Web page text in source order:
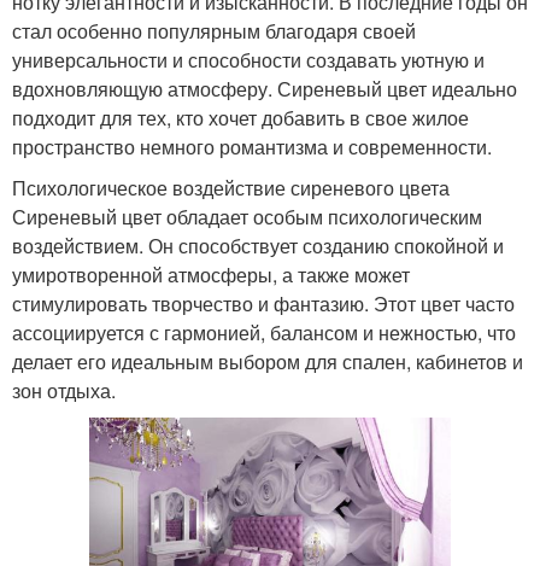
стал особенно популярным благодаря своей
универсальности и способности создавать уютную и
вдохновляющую атмосферу. Сиреневый цвет идеально
подходит для тех, кто хочет добавить в свое жилое
пространство немного романтизма и современности.
Психологическое воздействие сиреневого цвета
Сиреневый цвет обладает особым психологическим
воздействием. Он способствует созданию спокойной и
умиротворенной атмосферы, а также может
стимулировать творчество и фантазию. Этот цвет часто
ассоциируется с гармонией, балансом и нежностью, что
делает его идеальным выбором для спален, кабинетов и
зон отдыха.